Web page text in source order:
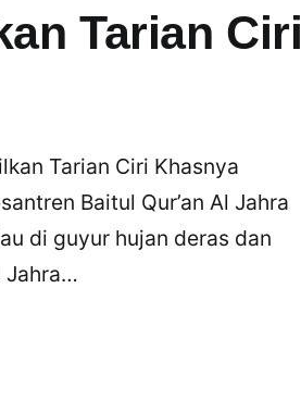
Tarian Ciri
Tarian Ciri Khasnya
Baitul Qur’an Al Jahra
di guyur hujan deras dan
Jahra…